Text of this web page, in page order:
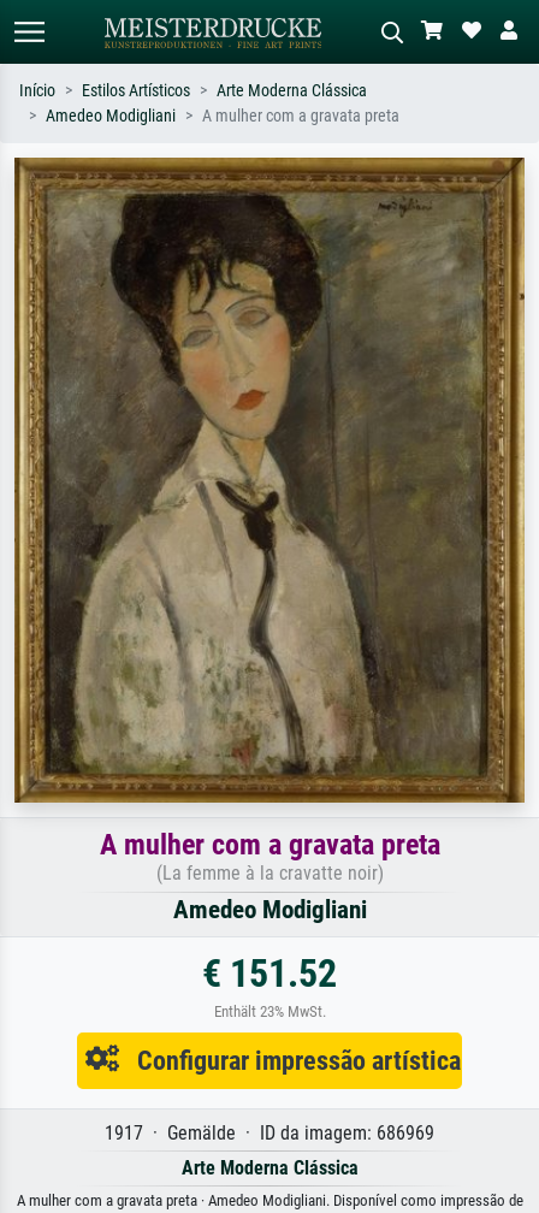
Pesquise por artista, título ou estilo –
ex: Monet, Noite Estrelada,
impressionismo, onda de Hokusai, nu.
Descreva a cena – ex: prado verde,
abstrato com muito vermelho, pintura
a óleo escura, nu em pé ao lado de
uma árvore.
Início Estilos Artísticos
Arte Moderna Clássica
Amedeo Modigliani
A mulher com a gravata preta
A mulher com a gravata preta
(La femme à la cravatte noir)
Amedeo Modigliani
€ 151.52
Enthält 23% MwSt.
Configurar impressão artística
1917 · Gemälde · ID da imagem: 686969
Arte Moderna Clássica
A mulher com a gravata preta · Amedeo Modigliani. Disponível como impressão de